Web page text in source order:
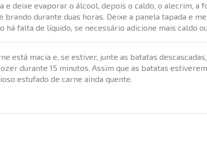
e deixe evaporar o álcool, depois o caldo, o alecrim, a
brando durante duas horas. Deixe a panela tapada e
há falta de líquido, se necessário adicione mais caldo
está macia e, se estiver, junte as batatas
durante 15 minutos. Assim que as batatas
estufado de carne ainda quente.